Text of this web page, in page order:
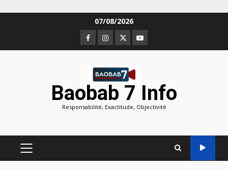
07/08/2026
Facebook
Instagram
TwitterYoutube
Baobab 7 Info
Responsabilité, Exactitude, Objectivité
MENU
PRINCIPAL